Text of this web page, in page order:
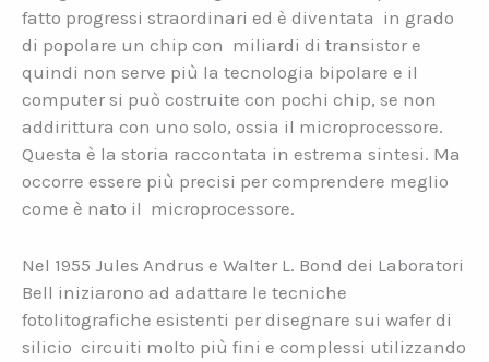
fatto progressi straordinari ed è diventata in grado
di popolare un chip con miliardi di transistor e
quindi non serve più la tecnologia bipolare e il
computer si può costruite con pochi chip, se non
addirittura con uno solo, ossia il microprocessore.
Questa è la storia raccontata in estrema sintesi. Ma
occorre essere più precisi per comprendere meglio
come è nato il microprocessore.
Nel 1955 Jules Andrus e Walter L. Bond dei Laboratori
Bell iniziarono ad adattare le tecniche
fotolitografiche esistenti per disegnare sui wafer di
silicio circuiti molto più fini e complessi utilizzando